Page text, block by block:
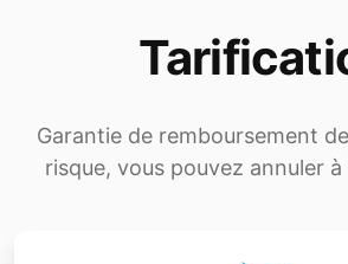
Garantie de remboursement
risque, vous pouvez annuler